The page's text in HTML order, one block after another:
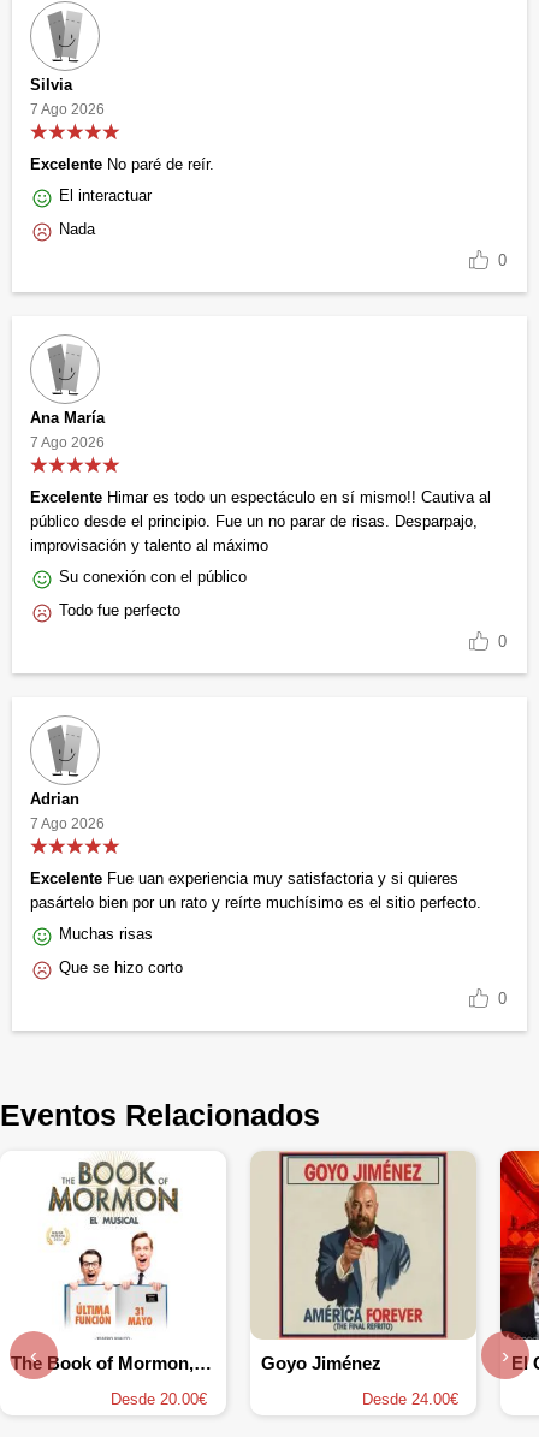
Silvia
7 Ago 2026
Excelente No paré de reír.
El interactuar
Nada
0
Ana María
7 Ago 2026
Excelente Himar es todo un espectáculo en sí mismo!! Cautiva al
público desde el principio. Fue un no parar de risas. Desparpajo,
improvisación y talento al máximo
Su conexión con el público
Todo fue perfecto
0
Adrian
7 Ago 2026
Excelente Fue uan experiencia muy satisfactoria y si quieres
pasártelo bien por un rato y reírte muchísimo es el sitio perfecto.
Muchas risas
Que se hizo corto
0
Eventos Relacionados
The Book of Mormon, el musical
Desde 20.00€
Goyo Jiménez
Desde 24.00€
El
‹ ›